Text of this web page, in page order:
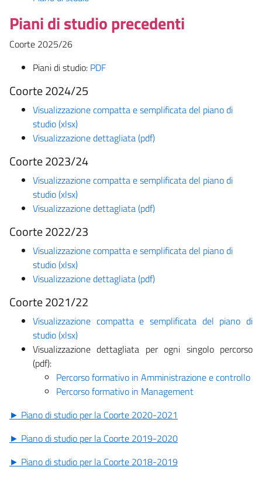
Piani di studio precedenti
Coorte 2025/26
Piani di studio: PDF
Coorte 2024/25
Visualizzazione compatta e semplificata del piano di
studio (xlsx)
Visualizzazione dettagliata (pdf)
Coorte 2023/24
Visualizzazione compatta e semplificata del piano di
studio (xlsx)
Visualizzazione dettagliata (pdf)
Coorte 2022/23
Visualizzazione compatta e semplificata del piano di
studio (xlsx)
Visualizzazione dettagliata (pdf)
Coorte 2021/22
Visualizzazione compatta e semplificata del piano di
studio (xlsx)
Visualizzazione dettagliata per ogni singolo percorso
(pdf):
Percorso formativo in Amministrazione e controllo
Percorso formativo in Management
► Piano di studio per la Coorte 2020-2021
► Piano di studio per la Coorte 2019-2020
► Piano di studio per la Coorte 2018-2019